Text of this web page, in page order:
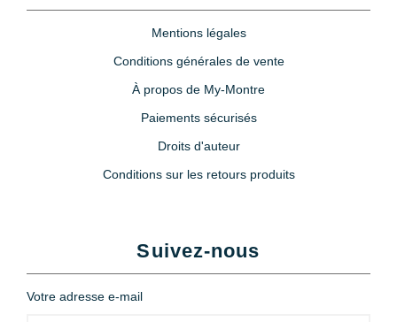
Mentions légales
Conditions générales de vente
À propos de My-Montre
Paiements sécurisés
Droits d'auteur
Conditions sur les retours produits
Suivez-nous
Votre adresse e-mail